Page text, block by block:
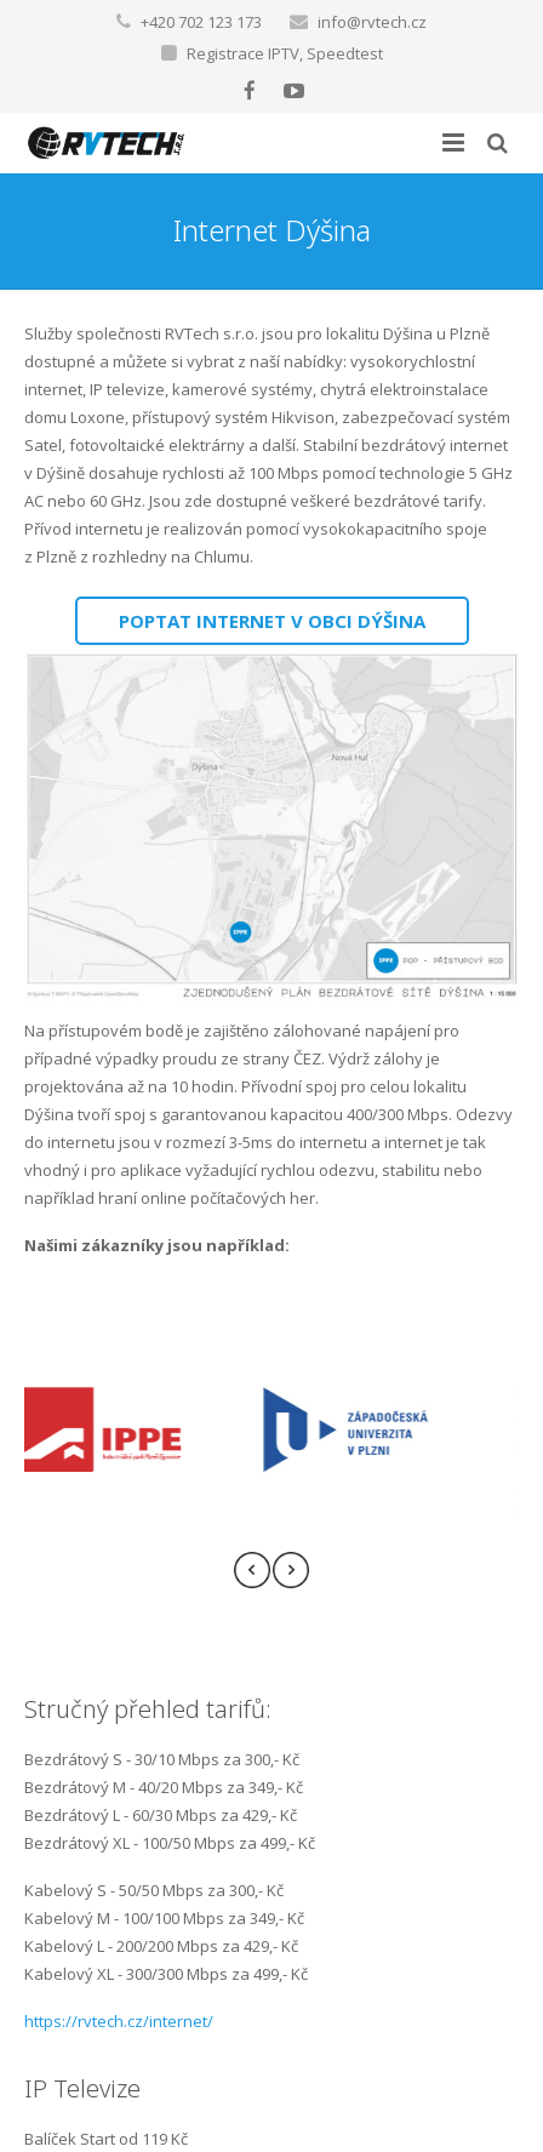
+420 702 123 173
info@rvtech.cz
Registrace IPTV, Speedtest
Internet Bukovec
Internet Dýšina
Internet Ejpovice
Internet Chrást
Internet Klabava
Internet Kyšice
Internet Letkov
Internet Lhůta
Internet Litohlavy
Internet Losiná
Internet Osek
Internet Plzeň-Božkov
Internet Plzeň-Bručná
Internet Plzeň-centrum
Internet Plzeň-Černice
Internet Plzeň-Červený Hrádek
Internet Plzeň-Doubravka
Internet Plzeň-Lochotín
Internet Rokycany
Internet Starý Plzenec
Internet Šlovice
Internet Tymákov
Internet Útušice
Internet pro domácnosti
Internet pro firmy
Internet na síti CETIN (metalický a optický) po celé ČR
LTE Internet
Sledovani TV
Elektroinstalace LOXONE
IoT, LoRaWAN, SmartCity
FVE
Fotovoltaické elektrárny
První kroky k FVE na území ČEZ distribuce
Další služby
Revize elektroinstalace
Zabezpečovací systémy
Reference
Ke stažení
Kontakt
Kam, kdy a jak mám platit?
Co je maintenance?
První kroky k FVE na území ČEZ distribuce
Optická síť Letkov
Internet Dýšina
Služby společnosti RVTech s.r.o. jsou pro lokalitu Dýšina u Plzně
dostupné a můžete si vybrat z naší nabídky: vysokorychlostní
internet, IP televize, kamerové systémy, chytrá elektroinstalace
domu Loxone, přístupový systém Hikvison, zabezpečovací systém
Satel, fotovoltaické elektrárny a další. Stabilní bezdrátový internet
v Dýšině dosahuje rychlosti až 100 Mbps pomocí technologie 5 GHz
AC nebo 60 GHz. Jsou zde dostupné veškeré bezdrátové tarify.
Přívod internetu je realizován pomocí vysokokapacitního spoje
z Plzně z rozhledny na Chlumu.
POPTAT INTERNET V OBCI DÝŠINA
Na přístupovém bodě je zajištěno zálohované napájení pro
případné výpadky proudu ze strany ČEZ. Výdrž zálohy je
projektována až na 10 hodin. Přívodní spoj pro celou lokalitu
Dýšina tvoří spoj s garantovanou kapacitou 400/300 Mbps. Odezvy
do internetu jsou v rozmezí 3-5ms do internetu a internet je tak
vhodný i pro aplikace vyžadující rychlou odezvu, stabilitu nebo
například hraní online počítačových her.
Našimi zákazníky jsou například:
Stručný přehled tarifů:
Bezdrátový S - 30/10 Mbps za 300,- Kč
Bezdrátový M - 40/20 Mbps za 349,- Kč
Bezdrátový L - 60/30 Mbps za 429,- Kč
Bezdrátový XL - 100/50 Mbps za 499,- Kč
Kabelový S - 50/50 Mbps za 300,- Kč
Kabelový M - 100/100 Mbps za 349,- Kč
Kabelový L - 200/200 Mbps za 429,- Kč
Kabelový XL - 300/300 Mbps za 499,- Kč
https://rvtech.cz/internet/
IP Televize
Balíček Start od 119 Kč